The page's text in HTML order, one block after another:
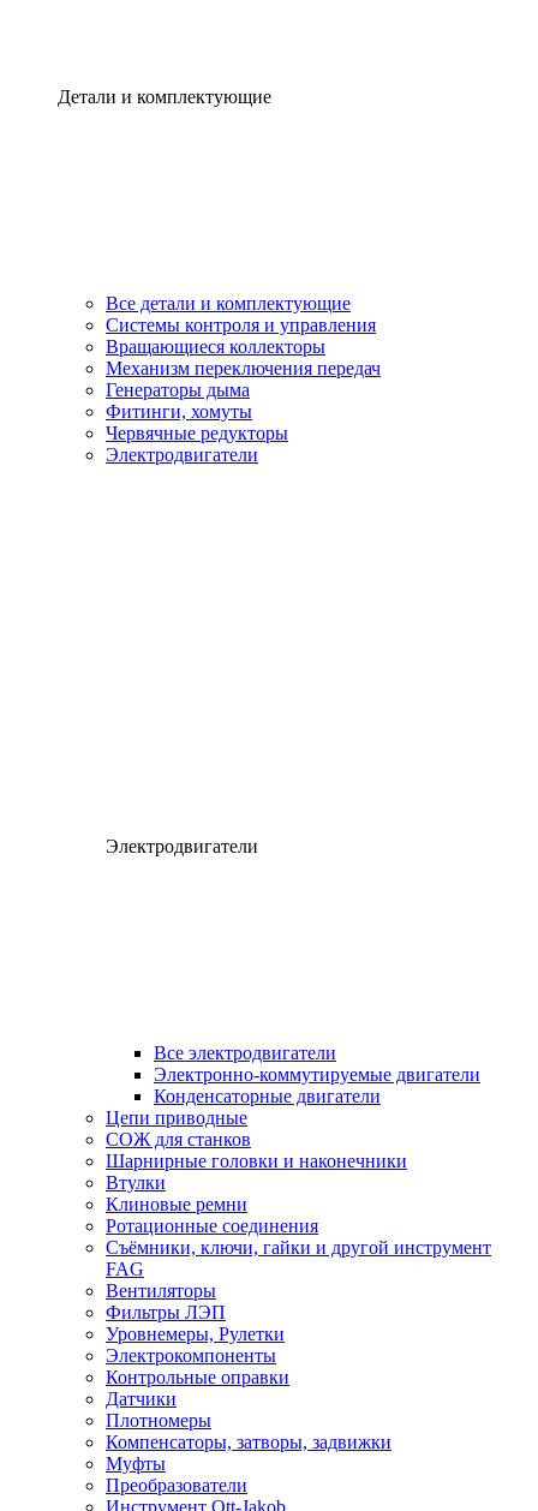
Детали и комплектующие
Все детали и комплектующие
Системы контроля и управления
Вращающиеся коллекторы
Механизм переключения передач
Генераторы дыма
Фитинги, хомуты
Червячные редукторы
Электродвигатели
Электродвигатели
Все электродвигатели
Электронно-коммутируемые двигатели
Конденсаторные двигатели
Цепи приводные
СОЖ для станков
Шарнирные головки и наконечники
Втулки
Клиновые ремни
Ротационные соединения
Съёмники, ключи, гайки и другой инструмент
FAG
Вентиляторы
Фильтры ЛЭП
Уровнемеры, Рулетки
Электрокомпоненты
Контрольные оправки
Датчики
Плотномеры
Компенсаторы, затворы, задвижки
Муфты
Преобразователи
Инструмент Ott-Jakob